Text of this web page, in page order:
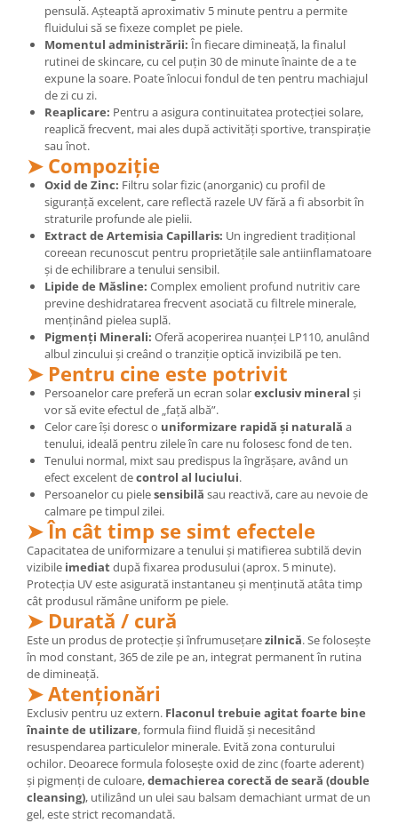
Colina
Electroliti
Produse Apicole
Cacao
pensulă. Așteaptă aproximativ 5 minute pentru a permite
fluidului să se fixeze complet pe piele.
Momentul administrării: În fiecare dimineață, la finalul
rutinei de skincare, cu cel puțin 30 de minute înainte de a te
expune la soare. Poate înlocui fondul de ten pentru machiajul
de zi cu zi.
Reaplicare: Pentru a asigura continuitatea protecției solare,
reaplică frecvent, mai ales după activități sportive, transpirație
sau înot.
➤ Compoziție
Oxid de Zinc: Filtru solar fizic (anorganic) cu profil de
siguranță excelent, care reflectă razele UV fără a fi absorbit în
straturile profunde ale pielii.
Extract de Artemisia Capillaris: Un ingredient tradițional
coreean recunoscut pentru proprietățile sale antiinflamatoare
și de echilibrare a tenului sensibil.
Lipide de Măsline: Complex emolient profund nutritiv care
previne deshidratarea frecvent asociată cu filtrele minerale,
menținând pielea suplă.
Pigmenți Minerali: Oferă acoperirea nuanței LP110, anulând
albul zincului și creând o tranziție optică invizibilă pe ten.
➤ Pentru cine este potrivit
Persoanelor care preferă un ecran solarexclusiv mineral și
vor să evite efectul de „față albă”.
Celor care își doresc o uniformizare rapidă și naturală a
tenului, ideală pentru zilele în care nu folosesc fond de ten.
Tenului normal, mixt sau predispus la îngrășare, având un
efect excelent decontrol al luciului.
Persoanelor cu pielesensibilă sau reactivă, care au nevoie de
calmare pe timpul zilei.
➤ În cât timp se simt efectele
Capacitatea de uniformizare a tenului și matifierea subtilă devin
vizibile imediatdupă fixarea produsului (aprox. 5 minute).
Protecția UV este asigurată instantaneu și menținută atâta timp
cât produsul rămâne uniform pe piele.
➤ Durată / cură
Este un produs de protecție și înfrumusețarezilnică. Se folosește
în mod constant, 365 de zile pe an, integrat permanent în rutina
de dimineață.
➤ Atenționări
Exclusiv pentru uz extern. Flaconul trebuie agitat foarte bine
înainte de utilizare, formula fiind fluidă și necesitând
resuspendarea particulelor minerale. Evită zona conturului
ochilor. Deoarece formula folosește oxid de zinc (foarte aderent)
și pigmenți de culoare,demachierea corectă de seară (double
cleansing), utilizând un ulei sau balsam demachiant urmat de un
gel, este strict recomandată.